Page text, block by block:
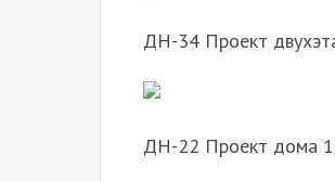
ДН-34 Проект
ДН-22 Проект дома